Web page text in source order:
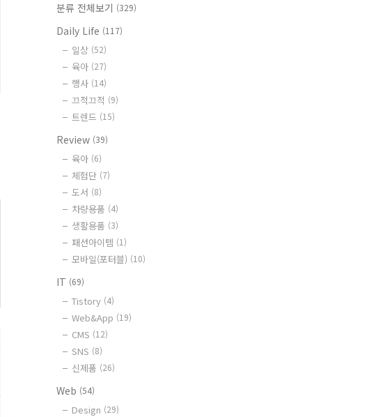
분류 전체보기 (329)
Daily Life (117)
일상 (52)
육아 (27)
행사 (14)
끄적끄적 (9)
트렌드 (15)
Review (39)
육아 (6)
체험단 (7)
도서 (8)
차량용품 (4)
생활용품 (3)
패션아이템 (1)
모바일(포터블) (10)
IT (69)
Tistory (4)
Web&App (19)
CMS (12)
SNS (8)
신제품 (26)
Web (54)
Design (29)